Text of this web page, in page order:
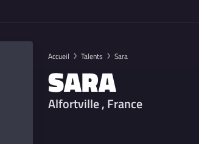
Accueil Talents Sara
SARA
Alfortville , France